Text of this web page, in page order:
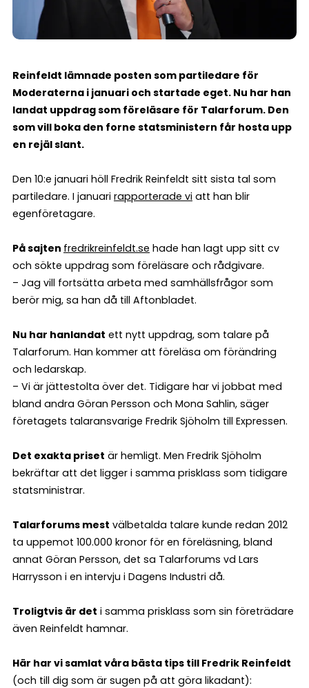
Reinfeldt lämnade posten som partiledare för
Moderaterna i januari och startade eget. Nu har han
landat uppdrag som föreläsare för Talarforum. Den
som vill boka den forne statsministern får hosta upp
en rejäl slant.
Den 10:e januari höll Fredrik Reinfeldt sitt sista tal som
partiledare. I januari rapporterade vi att han blir
egenföretagare.
På sajten fredrikreinfeldt.se hade han lagt upp sitt cv
och sökte uppdrag som föreläsare och rådgivare.
– Jag vill fortsätta arbeta med samhällsfrågor som
berör mig, sa han då till Aftonbladet.
Nu har hanlandat ett nytt uppdrag, som talare på
Talarforum. Han kommer att föreläsa om förändring
och ledarskap.
– Vi är jättestolta över det. Tidigare har vi jobbat med
bland andra Göran Persson och Mona Sahlin, säger
företagets talaransvarige Fredrik Sjöholm till Expressen.
Det exakta priset är hemligt. Men Fredrik Sjöholm
bekräftar att det ligger i samma prisklass som tidigare
statsministrar.
Talarforums mest välbetalda talare kunde redan 2012
ta uppemot 100.000 kronor för en föreläsning, bland
annat Göran Persson, det sa Talarforums vd Lars
Harrysson i en intervju i Dagens Industri då.
Troligtvis är det i samma prisklass som sin företrädare
även Reinfeldt hamnar.
Här har vi samlat våra bästa tips till Fredrik Reinfeldt
(och till dig som är sugen på att göra likadant):